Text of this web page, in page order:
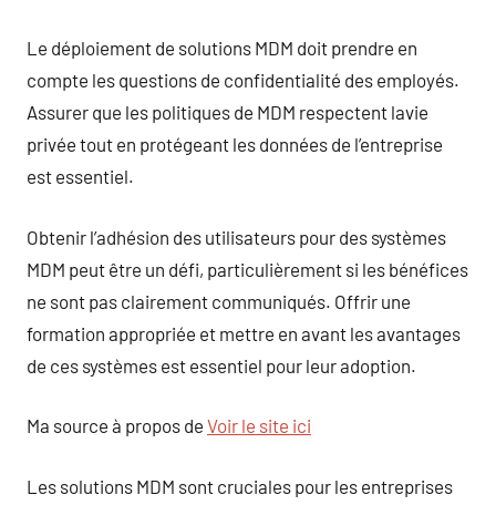
Le déploiement de solutions MDM doit prendre en
compte les questions de confidentialité des employés.
Assurer que les politiques de MDM respectent lavie
privée tout en protégeant les données de l’entreprise
est essentiel.
Obtenir l’adhésion des utilisateurs pour des systèmes
MDM peut être un défi, particulièrement si les bénéfices
ne sont pas clairement communiqués. Offrir une
formation appropriée et mettre en avant les avantages
de ces systèmes est essentiel pour leur adoption.
Ma source à propos de Voir le site ici
Les solutions MDM sont cruciales pour les entreprises